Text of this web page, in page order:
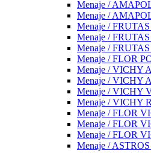
Menaje /
Menaje /
Menaje /
Menaje /
Menaje /
Menaje / FLOR
Menaje / VICHY
Menaje / VICHY
Menaje / VICHY
Menaje / VICHY
Menaje / FLOR
Menaje / FLOR
Menaje / FLOR
Menaje /